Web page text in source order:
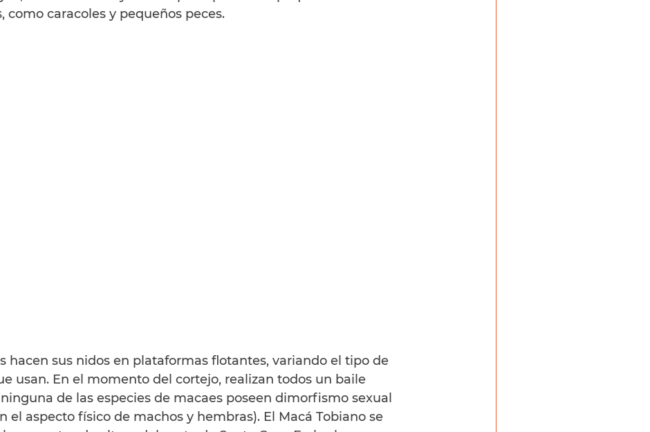
como caracoles y pequeños peces.
hacen sus nidos en plataformas flotantes, variando el tipo de
usan. En el momento del cortejo, realizan todos un baile
de las especies de macaes poseen dimorfismo sexual
el aspecto físico de machos y hembras). El Macá Tobiano se